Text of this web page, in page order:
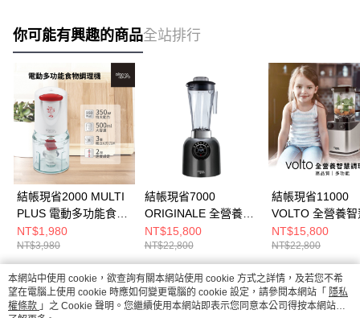
你可能有興趣的商品全站排行
結帳現省2000 MULTI
PLUS 電動多功能食物
調理機/食物調理機/切
碎機/料理機
NT$1,980
NT$3,980
結帳現省7000
ORIGINALE 全營養智
慧調理機/調理機/果汁
機/全營養調理機
NT$15,800
NT$22,800
結帳現省11000
VOLTO 全營養智
理機/調理機/果汁
營養調理機
NT$15,800
NT$22,800
熱門標籤
本網站中使用 cookie，欲查詢有關本網站使用 cookie 方式之詳情，及若您不希
望在電腦上使用 cookie 時應如何變更電腦的 cookie 設定，請參閱本網站「 隱私
權條款 」之 Cookie 聲明。您繼續使用本網站即表示您同意本公司得按本網站使